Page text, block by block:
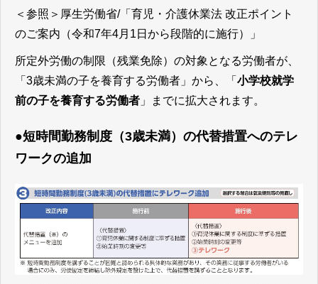
＜参照＞ 厚生労働省/「育児・介護休業法 改正ポイント
のご案内（令和7年4月1日から段階的に施行）」
所定外労働の制限（残業免除）の対象となる労働者が、
「3歳未満の子を養育する労働者」から、「 小学校就学
前の子を養育する労働者 」までに拡大されます。
●短時間勤務制度（3歳未満）の代替措置へのテレ
ワークの追加